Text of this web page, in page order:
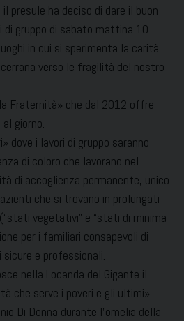
presule ha deciso di dare il buon
di gruppo di sabato mattina 10
in cui si sperimenta la carità
verso le fragilità del nostro
Fraternità» che dal 2012 offre
giorno.
dove i lavori di gruppo saranno
di coloro che lavorano nel
di accoglienza permanente, unico
che si trovano in prolungati
vegetativi” e “stati di minima
per i familiari consapevoli di
e professionali.
nella Locanda del Gigante il
che serve i poveri e gli ultimi»
Di Donna durante l’omelia della